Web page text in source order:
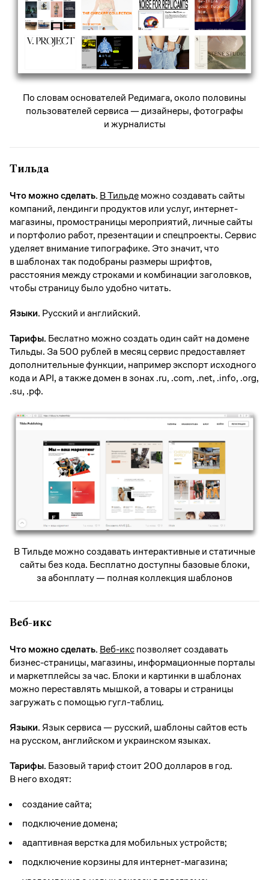
По словам основателей Редимага, около половины
пользователей сервиса — дизайнеры, фотографы
и журналисты
Тильда
Что можно сделать. В Тильдеможно создавать сайты
компаний, лендинги продуктов или услуг, интернет-
магазины, промостраницы мероприятий, личные сайты
и портфолио работ, презентации и спецпроекты. Сервис
уделяет внимание типографике. Это значит, что
в шаблонах так подобраны размеры шрифтов,
расстояния между строками и комбинации заголовков,
чтобы страницу было удобно читать.
Языки. Русский и английский.
Тарифы. Беслатно можно создать один сайт на домене
Тильды. За 500 рублей в месяц сервис предоставляет
дополнительные функции, например экспорт исходного
кода и API, а также домен в зонах .ru, .com, .net, .info, .org,
.su, .рф.
В Тильде можно создавать интерактивные и статичные
сайты без кода. Бесплатно доступны базовые блоки,
за абонплату — полная коллекция шаблонов
Веб-икс
Что можно сделать. Веб-икспозволяет создавать
бизнес-страницы, магазины, информационные порталы
и маркетплейсы за час. Блоки и картинки в шаблонах
можно переставлять мышкой, а товары и страницы
загружать с помощью гугл-таблиц.
Языки. Язык сервиса — русский, шаблоны сайтов есть
на русском, английском и украинском языках.
Тарифы. Базовый тариф стоит 200 долларов в год.
В него входят:
создание сайта;
подключение домена;
адаптивная верстка для мобильных устройств;
подключение корзины для интернет-магазина;